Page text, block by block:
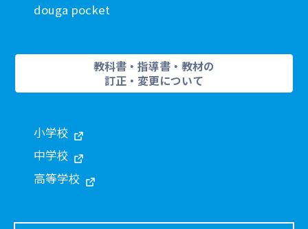
douga pocket
教科書・指導書・教材の
訂正・変更について
小学校
中学校
高等学校